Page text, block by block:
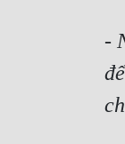
-